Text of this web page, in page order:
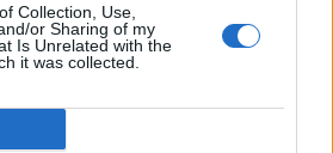
Collection, Use,
or Sharing of my
Is Unrelated with the
it was collected.
νεκρός ο
έφερε τραύματα
τέμνον όργανο,